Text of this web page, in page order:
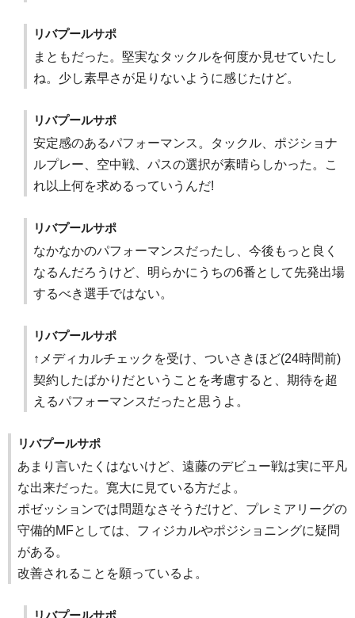
リバプールサポ
まともだった。堅実なタックルを何度か見せていたし
ね。少し素早さが足りないように感じたけど。
リバプールサポ
安定感のあるパフォーマンス。タックル、ポジショナ
ルプレー、空中戦、パスの選択が素晴らしかった。こ
れ以上何を求めるっていうんだ!
リバプールサポ
なかなかのパフォーマンスだったし、今後もっと良く
なるんだろうけど、明らかにうちの6番として先発出場
するべき選手ではない。
リバプールサポ
↑メディカルチェックを受け、ついさきほど(24時間前)
契約したばかりだということを考慮すると、期待を超
えるパフォーマンスだったと思うよ。
リバプールサポ
あまり言いたくはないけど、遠藤のデビュー戦は実に平凡
な出来だった。寛大に見ている方だよ。
ポゼッションでは問題なさそうだけど、プレミアリーグの
守備的MFとしては、フィジカルやポジショニングに疑問
がある。
改善されることを願っているよ。